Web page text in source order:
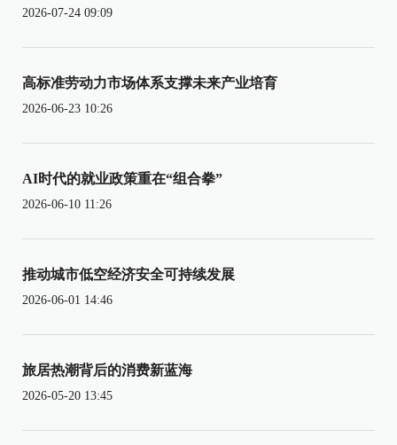
2026-07-24 09:09
高标准劳动力市场体系支撑未来产业培育
2026-06-23 10:26
AI时代的就业政策重在“组合拳”
2026-06-10 11:26
推动城市低空经济安全可持续发展
2026-06-01 14:46
旅居热潮背后的消费新蓝海
2026-05-20 13:45